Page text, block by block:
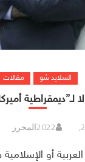
السلايد شو مقالات
لا لـ”ديمقراطية
المحرر
أو الإسلامية